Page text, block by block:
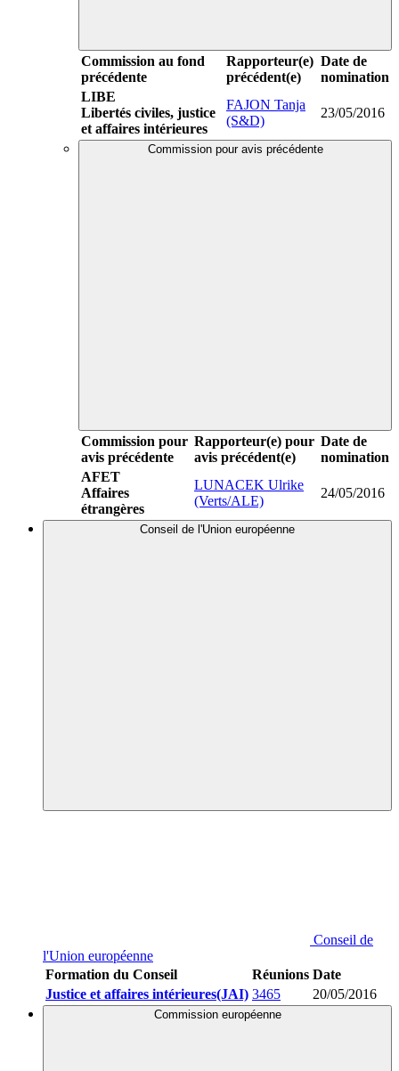
Commission au fond
précédente
Rapporteur(e)
précédent(e)
Date de
nomination
LIBE
Libertés civiles, justice
et affaires intérieures
FAJON Tanja
(S&D)
23/05/2016
Commission pour avis précédente
Commission pour
avis précédente
Rapporteur(e) pour
avis précédent(e)
Date de
nomination
AFET
Affaires
étrangères
LUNACEK Ulrike
(Verts/ALE)
24/05/2016
Conseil de l'Union européenne
Conseil de
l'Union européenne
Formation du Conseil
Réunions Date
Justice et affaires intérieures(JAI) 3465 20/05/2016
Commission européenne